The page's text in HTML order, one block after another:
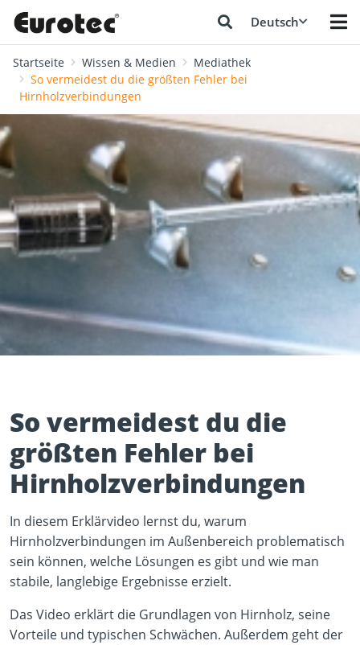
Deutsch
Startseite Wissen & Medien
Mediathek
So vermeidest du die größten Fehler bei
Hirnholzverbindungen
Play Video
YouTube content loads after clicking.
So vermeidest du die
größten Fehler bei
Hirnholzverbindungen
In diesem Erklärvideo lernst du, warum
Hirnholzverbindungen im Außenbereich problematisch
sein können, welche Lösungen es gibt und wie man
stabile, langlebige Ergebnisse erzielt.
Das Video erklärt die Grundlagen von Hirnholz, seine
Vorteile und typischen Schwächen. Außerdem geht der